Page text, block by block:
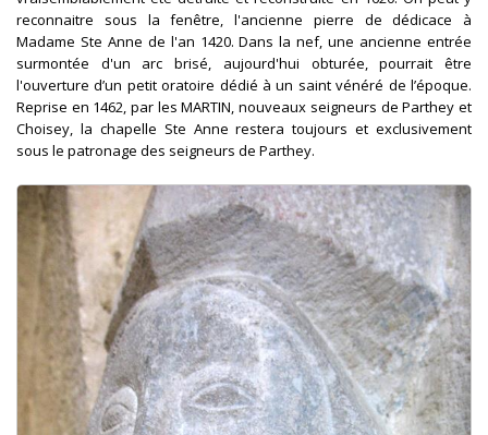
reconnaitre sous la fenêtre, l'ancienne pierre de dédicace à
Madame Ste Anne de l'an 1420. Dans la nef, une ancienne entrée
surmontée d'un arc brisé, aujourd'hui obturée, pourrait être
l'ouverture d’un petit oratoire dédié à un saint vénéré de l’époque.
Reprise en 1462, par les MARTIN, nouveaux seigneurs de Parthey et
Choisey, la chapelle Ste Anne restera toujours et exclusivement
sous le patronage des seigneurs de Parthey.